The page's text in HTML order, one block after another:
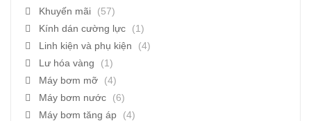
Khuyến mãi
(57)
Kính dán cường lực
(1)
Linh kiện và phụ kiện
(4)
Lư hóa vàng
(1)
Máy bơm mỡ
(4)
Máy bơm nước
(6)
Máy bơm tăng áp
(4)